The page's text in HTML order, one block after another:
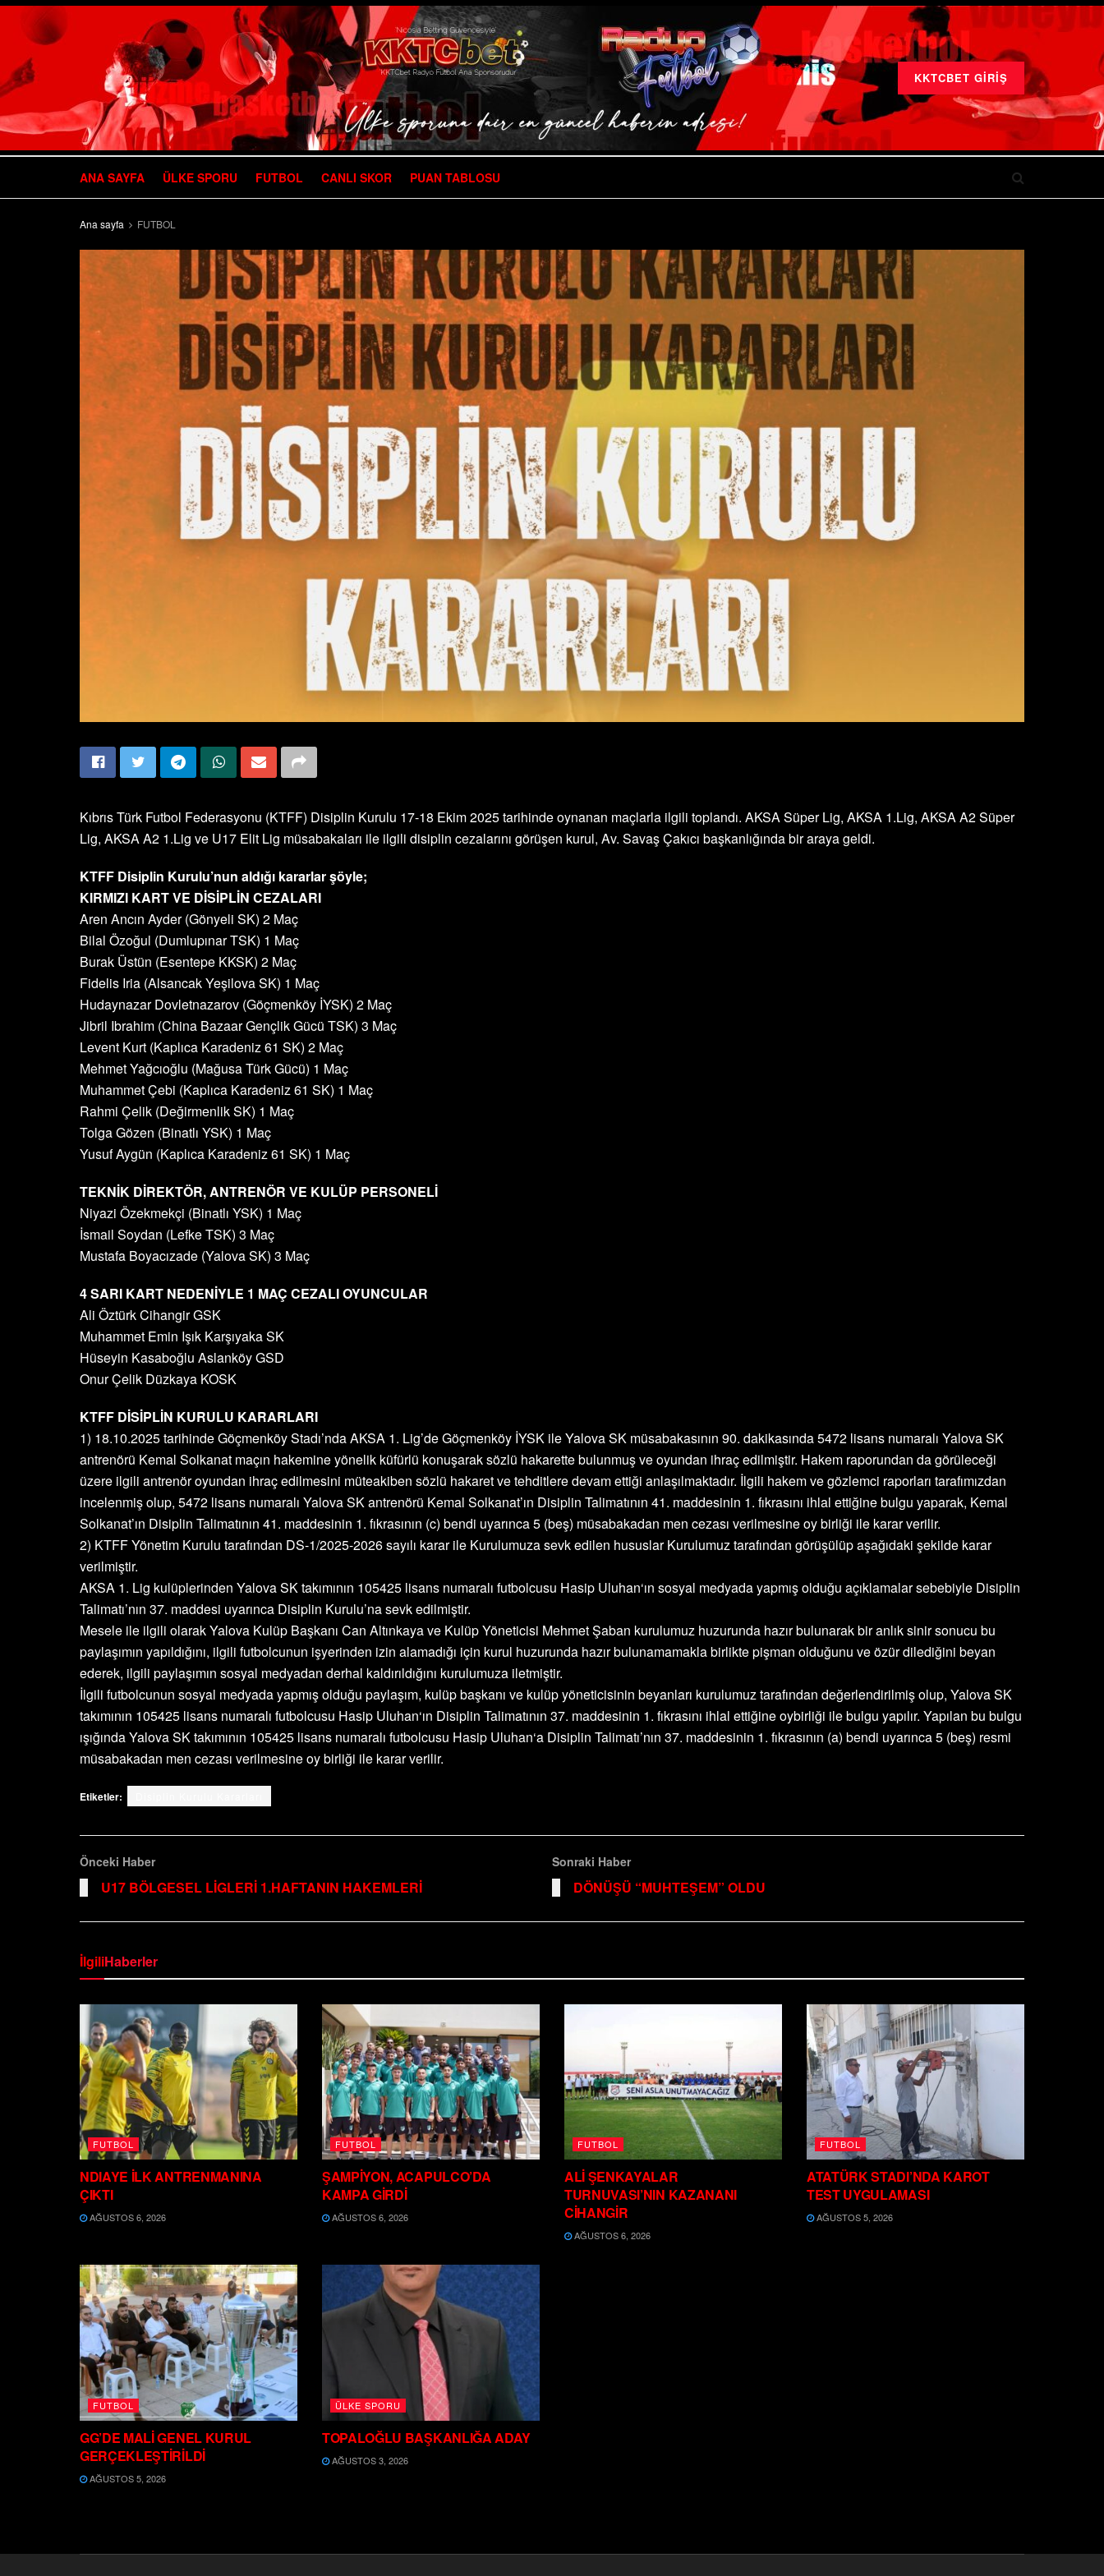
KKTCBET GIRIŞ
ANA SAYFA ÜLKE SPORU FUTBOL CANLI SKOR PUAN TABLOSU
Ana sayfa FUTBOL
Kıbrıs Türk Futbol Federasyonu (KTFF) Disiplin Kurulu 17-18 Ekim 2025 tarihinde oynanan maçlarla ilgili toplandı. AKSA Süper Lig, AKSA 1.Lig, AKSA A2 Süper
Lig, AKSA A2 1.Lig ve U17 Elit Lig müsabakaları ile ilgili disiplin cezalarını görüşen kurul, Av. Savaş Çakıcı başkanlığında bir araya geldi.
KTFF Disiplin Kurulu’nun aldığı kararlar şöyle;
KIRMIZI KART VE DİSİPLİN CEZALARI
Aren Ancın Ayder (Gönyeli SK) 2 Maç
Bilal Özoğul (Dumlupınar TSK) 1 Maç
Burak Üstün (Esentepe KKSK) 2 Maç
Fidelis Iria (Alsancak Yeşilova SK) 1 Maç
Hudaynazar Dovletnazarov (Göçmenköy İYSK) 2 Maç
Jibril Ibrahim (China Bazaar Gençlik Gücü TSK) 3 Maç
Levent Kurt (Kaplıca Karadeniz 61 SK) 2 Maç
Mehmet Yağcıoğlu (Mağusa Türk Gücü) 1 Maç
Muhammet Çebi (Kaplıca Karadeniz 61 SK) 1 Maç
Rahmi Çelik (Değirmenlik SK) 1 Maç
Tolga Gözen (Binatlı YSK) 1 Maç
Yusuf Aygün (Kaplıca Karadeniz 61 SK) 1 Maç
TEKNİK DİREKTÖR, ANTRENÖR VE KULÜP PERSONELİ
Niyazi Özekmekçi (Binatlı YSK) 1 Maç
İsmail Soydan (Lefke TSK) 3 Maç
Mustafa Boyacızade (Yalova SK) 3 Maç
4 SARI KART NEDENİYLE 1 MAÇ CEZALI OYUNCULAR
Ali Öztürk Cihangir GSK
Muhammet Emin Işık Karşıyaka SK
Hüseyin Kasaboğlu Aslanköy GSD
Onur Çelik Düzkaya KOSK
KTFF DİSİPLİN KURULU KARARLARI
1) 18.10.2025 tarihinde Göçmenköy Stadı’nda AKSA 1. Lig’de Göçmenköy İYSK ile Yalova SK müsabakasının 90. dakikasında 5472 lisans numaralı Yalova SK
antrenörü Kemal Solkanat maçın hakemine yönelik küfürlü konuşarak sözlü hakarette bulunmuş ve oyundan ihraç edilmiştir. Hakem raporundan da görüleceği
üzere ilgili antrenör oyundan ihraç edilmesini müteakiben sözlü hakaret ve tehditlere devam ettiği anlaşılmaktadır. İlgili hakem ve gözlemci raporları tarafımızdan
incelenmiş olup, 5472 lisans numaralı Yalova SK antrenörü Kemal Solkanat’ın Disiplin Talimatının 41. maddesinin 1. fıkrasını ihlal ettiğine bulgu yaparak, Kemal
Solkanat’ın Disiplin Talimatının 41. maddesinin 1. fıkrasının (c) bendi uyarınca 5 (beş) müsabakadan men cezası verilmesine oy birliği ile karar verilir.
2) KTFF Yönetim Kurulu tarafından DS-1/2025-2026 sayılı karar ile Kurulumuza sevk edilen hususlar Kurulumuz tarafından görüşülüp aşağıdaki şekilde karar
verilmiştir.
AKSA 1. Lig kulüplerinden Yalova SK takımının 105425 lisans numaralı futbolcusu Hasip Uluhan‘ın sosyal medyada yapmış olduğu açıklamalar sebebiyle Disiplin
Talimatı’nın 37. maddesi uyarınca Disiplin Kurulu’na sevk edilmiştir.
Mesele ile ilgili olarak Yalova Kulüp Başkanı Can Altınkaya ve Kulüp Yöneticisi Mehmet Şaban kurulumuz huzurunda hazır bulunarak bir anlık sinir sonucu bu
paylaşımın yapıldığını, ilgili futbolcunun işyerinden izin alamadığı için kurul huzurunda hazır bulunamamakla birlikte pişman olduğunu ve özür dilediğini beyan
ederek, ilgili paylaşımın sosyal medyadan derhal kaldırıldığını kurulumuza iletmiştir.
İlgili futbolcunun sosyal medyada yapmış olduğu paylaşım, kulüp başkanı ve kulüp yöneticisinin beyanları kurulumuz tarafından değerlendirilmiş olup, Yalova SK
takımının 105425 lisans numaralı futbolcusu Hasip Uluhan‘ın Disiplin Talimatının 37. maddesinin 1. fıkrasını ihlal ettiğine oybirliği ile bulgu yapılır. Yapılan bu bulgu
ışığında Yalova SK takımının 105425 lisans numaralı futbolcusu Hasip Uluhan‘a Disiplin Talimatı’nın 37. maddesinin 1. fıkrasının (a) bendi uyarınca 5 (beş) resmi
müsabakadan men cezası verilmesine oy birliği ile karar verilir.
Etiketler:
Önceki Haber
U17 BÖLGESEL LİGLERİ 1.HAFTANIN HAKEMLERİ
Sonraki Haber
DÖNÜŞÜ “MUHTEŞEM” OLDU
İlgiliHaberler
FUTBOL
NDIAYE İLK ANTRENMANINA
ÇIKTI
AĞUSTOS 6, 2026
FUTBOL
ŞAMPİYON, ACAPULCO’DA
KAMPA GİRDİ
AĞUSTOS 6, 2026
FUTBOL
ALİ ŞENKAYALAR
TURNUVASI’NIN KAZANANI
CİHANGİR
AĞUSTOS 6, 2026
FUTBOL
ATATÜRK STADI’NDA KAROT
TEST UYGULAMASI
AĞUSTOS 5, 2026
FUTBOL
GG’DE MALİ GENEL KURUL
GERÇEKLEŞTİRİLDİ
AĞUSTOS 5, 2026
ÜLKE SPORU
TOPALOĞLU BAŞKANLIĞA ADAY
AĞUSTOS 3, 2026